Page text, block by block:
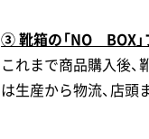
③ 靴箱の「NO BOX」
これまで商品購入後、
は生産から物流、店頭